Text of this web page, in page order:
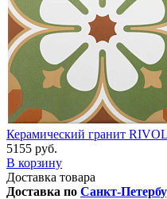
Керамический гранит
5155 руб.
В корзину
Доставка товара
Доставка по Санкт-